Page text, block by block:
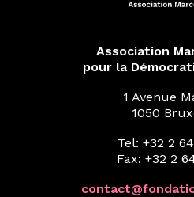
Association
pour la
1 Avenue
1050
Tel: +32 2
Fax: +32 2